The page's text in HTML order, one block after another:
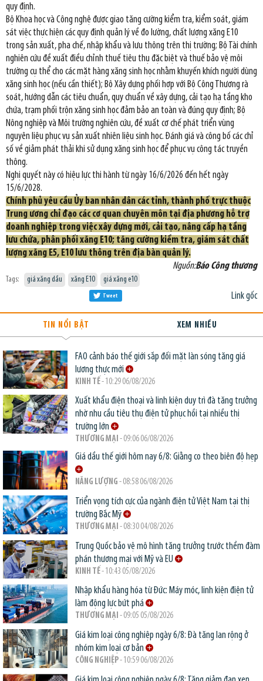
quy định.
Bộ Khoa học và Công nghệ được giao tăng cường kiểm tra, kiểm soát, giám
sát việc thực hiện các quy định quản lý về đo lường, chất lượng xăng E10
trong sản xuất, pha chế, nhập khẩu và lưu thông trên thị trường; Bộ Tài chính
nghiên cứu đề xuất điều chỉnh thuế tiêu thụ đặc biệt và thuế bảo vệ môi
trường cụ thể cho các mặt hàng xăng sinh học nhằm khuyến khích người dùng
xăng sinh học (nếu cần thiết); Bộ Xây dựng phối hợp với Bộ Công Thương rà
soát, hướng dẫn các tiêu chuẩn, quy chuẩn về xây dựng, cải tạo hạ tầng kho
chứa, trạm phối trộn xăng sinh học đảm bảo an toàn và đúng quy định; Bộ
Nông nghiệp và Môi trường nghiên cứu, đề xuất cơ chế phát triển vùng
nguyên liệu phục vụ sản xuất nhiên liệu sinh học. Đánh giá và công bố các chỉ
số về giảm phát thải khi sử dụng xăng sinh học để phục vụ công tác truyền
thông.
Nghị quyết này có hiệu lực thi hành từ ngày 16/6/2026 đến hết ngày
15/6/2028.
Chính phủ yêu cầu Ủy ban nhân dân các tỉnh, thành phố trực thuộc
Trung ương chỉ đạo các cơ quan chuyên môn tại địa phương hỗ trợ
doanh nghiệp trong việc xây dựng mới, cải tạo, nâng cấp hạ tầng
lưu chứa, phân phối xăng E10; tăng cường kiểm tra, giám sát chất
lượng xăng E5, E10 lưu thông trên địa bàn quản lý.
Nguồn:Báo Công thương
Tags: giá xăng dầu xăng E10 giá xăng e10
Link gốc
Tweet
TIN NỔI BẬT XEM NHIỀU
FAO cảnh báo thế giới sắp đối mặt làn sóng tăng giá
lương thực mới
KINH TẾ- 10:29 06/08/2026
Xuất khẩu điện thoại và linh kiện duy trì đà tăng trưởng
nhờ nhu cầu tiêu thụ điện tử phục hồi tại nhiều thị
trường lớn
THƯƠNG MẠI - 09:06 06/08/2026
Giá dầu thế giới hôm nay 6/8: Giằng co theo biên độ hẹp
NĂNG LƯỢNG - 08:58 06/08/2026
Triển vọng tích cực của ngành điện tử Việt Nam tại thị
trường Bắc Mỹ
THƯƠNG MẠI - 08:30 04/08/2026
Trung Quốc bảo vệ mô hình tăng trưởng trước thềm đàm
phán thương mại với Mỹ và EU
KINH TẾ- 10:43 05/08/2026
Nhập khẩu hàng hóa từ Đức: Máy móc, linh kiện điện tử
làm động lực bứt phá
THƯƠNG MẠI - 09:05 05/08/2026
Giá kim loại công nghiệp ngày 6/8: Đà tăng lan rộng ở
nhóm kim loại cơ bản
CÔNG NGHIỆP- 10:59 06/08/2026